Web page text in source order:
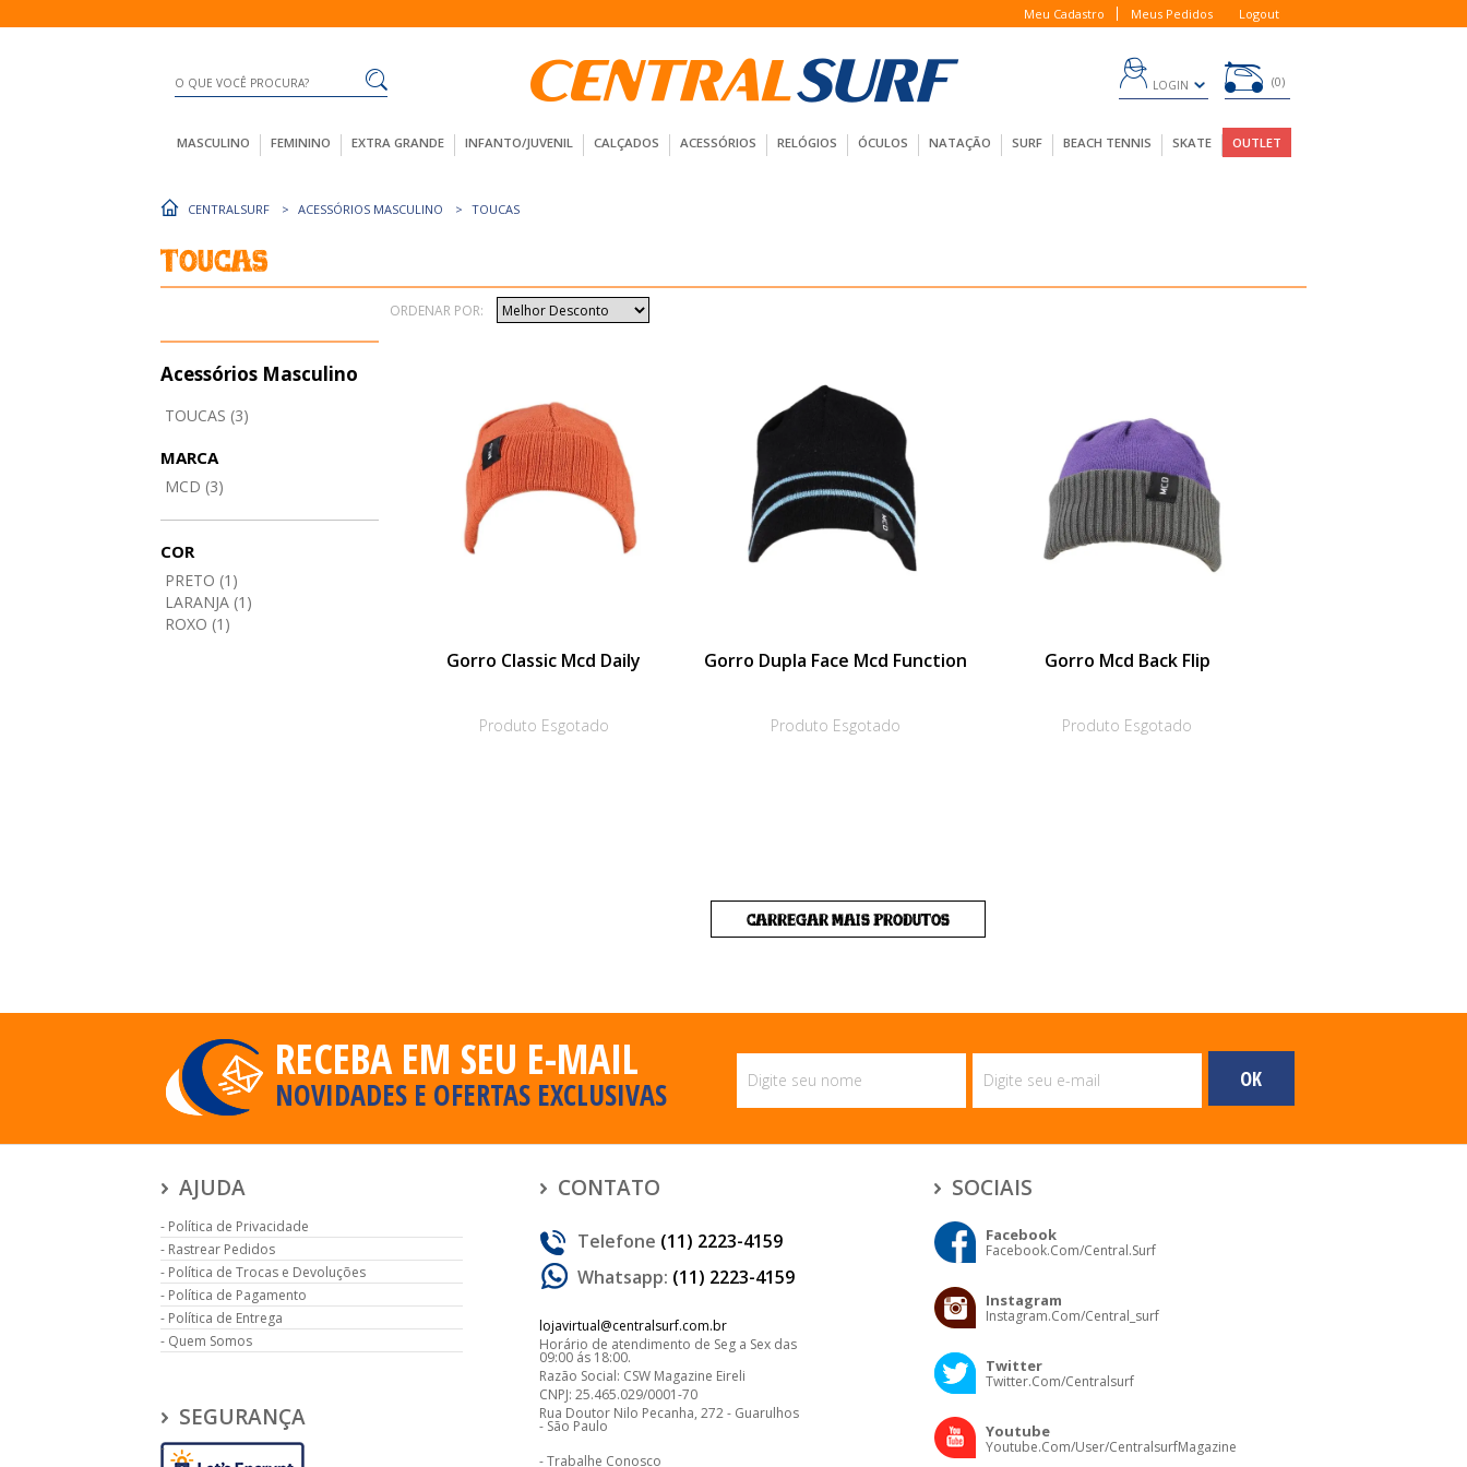
Meu Cadastro Meus Pedidos Logout
LOGIN 0
MASCULINO FEMININO EXTRA GRANDE INFANTO/JUVENIL CALÇADOS ACESSÓRIOS RELÓGIOS ÓCULOS NATAÇÃO SURF BEACH TENNIS SKATE OUTLET
CENTRALSURF ACESSÓRIOS MASCULINO TOUCAS
Toucas
Acessórios Masculino
TOUCAS (3)
MARCA
MCD (3)
COR
PRETO (1)
LARANJA (1)
ROXO (1)
ORDENAR POR:
Gorro Classic Mcd Daily
Produto Esgotado
Gorro Dupla Face Mcd Function
Produto Esgotado
Gorro Mcd Back Flip
Produto Esgotado
CARREGAR MAIS PRODUTOS
RECEBA EM SEU E-MAIL
NOVIDADES E OFERTAS EXCLUSIVAS
AJUDA
Política de Privacidade
Rastrear Pedidos
Política de Trocas e Devoluções
Política de Pagamento
Política de Entrega
Quem Somos
SEGURANÇA
CONTATO
Telefone (11) 2223-4159
Whatsapp: (11) 2223-4159
lojavirtual@centralsurf.com.br
Horário de atendimento de Seg a Sex das
09:00 ás 18:00.
Razão Social: CSW Magazine Eireli
CNPJ: 25.465.029/0001-70
Rua Doutor Nilo Pecanha, 272 - Guarulhos
- São Paulo
Trabalhe Conosco
SOCIAIS
Facebook
Facebook.com/central.surf
Instagram
Instagram.com/central_surf
Twitter
Twitter.com/centralsurf
Youtube
Youtube.com/user/CentralsurfMagazine